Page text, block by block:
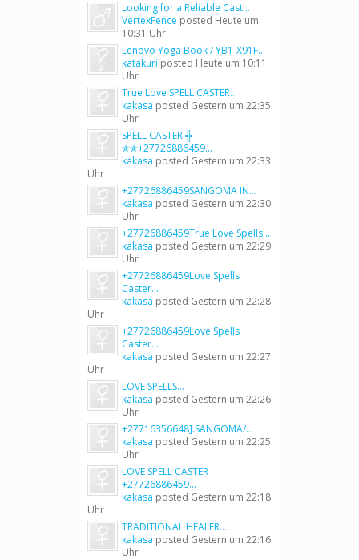
Looking for a Reliable Cast...
VertexFence posted Heute um
10:31 Uhr
Lenovo Yoga Book / YB1-X91F...
katakuri posted Heute um 10:11
Uhr
True Love SPELL CASTER...
kakasa posted Gestern um 22:35
Uhr
SPELL CASTER ╬
✯✯+27726886459...
kakasa posted Gestern um 22:33
Uhr
+27726886459SANGOMA IN...
kakasa posted Gestern um 22:30
Uhr
+27726886459True Love Spells...
kakasa posted Gestern um 22:29
Uhr
+27726886459Love Spells
Caster...
kakasa posted Gestern um 22:28
Uhr
+27726886459Love Spells
Caster...
kakasa posted Gestern um 22:27
Uhr
LOVE SPELLS...
kakasa posted Gestern um 22:26
Uhr
+27716356648].SANGOMA/...
kakasa posted Gestern um 22:25
Uhr
LOVE SPELL CASTER
+27726886459...
kakasa posted Gestern um 22:18
Uhr
TRADITIONAL HEALER...
kakasa posted Gestern um 22:16
Uhr